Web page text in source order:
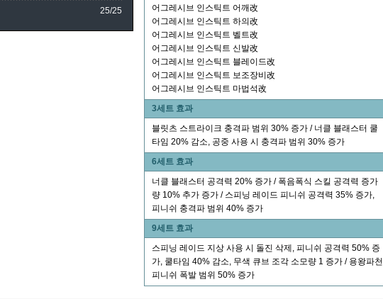
25/25
어그레시브 인스틱트 어깨改
어그레시브 인스틱트 하의改
어그레시브 인스틱트 벨트改
어그레시브 인스틱트 신발改
어그레시브 인스틱트 블레이드改
어그레시브 인스틱트 보조장비改
어그레시브 인스틱트 마법석改
3세트 효과
블릿츠 스트라이크 충격파 범위 30% 증가 / 너클 블래스터 쿨
타임 20% 감소, 공중 사용 시 충격파 범위 30% 증가
6세트 효과
너클 블래스터 공격력 20% 증가 / 폭음폭식 스킬 공격력 증가
량 10% 추가 증가 / 스피닝 레이드 피니쉬 공격력 35% 증가,
피니쉬 충격파 범위 40% 증가
9세트 효과
스피닝 레이드 지상 사용 시 돌진 삭제, 피니쉬 공격력 50% 증
가, 쿨타임 40% 감소, 무색 큐브 조각 소모량 1 증가 / 용왕파천
피니쉬 폭발 범위 50% 증가